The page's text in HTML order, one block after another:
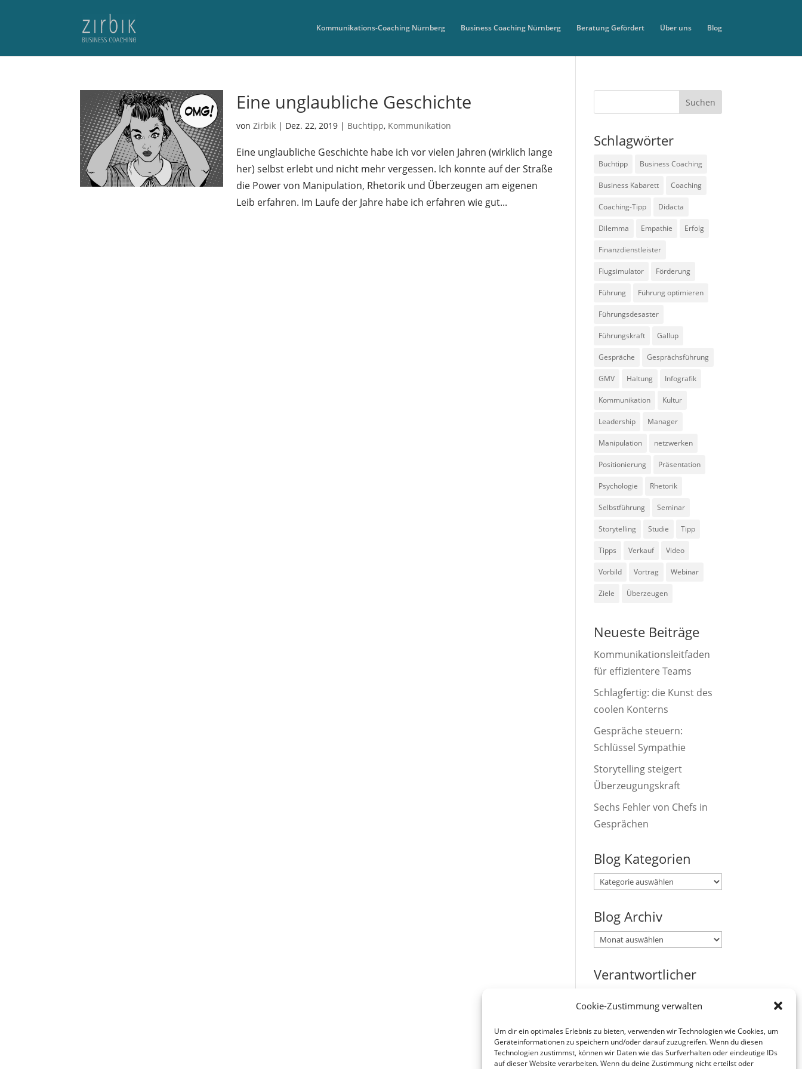
Cookie-Zustimmung verwalten
Um dir ein optimales Erlebnis zu bieten, verwenden wir Technologien wie Cookies, um
Geräteinformationen zu speichern und/oder darauf zuzugreifen. Wenn du diesen
Technologien zustimmst, können wir Daten wie das Surfverhalten oder eindeutige IDs
auf dieser Website verarbeiten. Wenn du deine Zustimmung nicht erteilst oder
Kommunikations-Coaching Nürnberg Business Coaching Nürnberg Beratung Gefördert Über uns Blog
Eine unglaubliche Geschichte
von Zirbik| Dez. 22, 2019| Buchtipp, Kommunikation
Eine unglaubliche Geschichte habe ich vor vielen Jahren (wirklich lange
her) selbst erlebt und nicht mehr vergessen. Ich konnte auf der Straße
die Power von Manipulation, Rhetorik und Überzeugen am eigenen
Leib erfahren. Im Laufe der Jahre habe ich erfahren wie gut...
Schlagwörter
Buchtipp Business Coaching
Business Kabarett Coaching
Coaching-Tipp Didacta
Dilemma Empathie Erfolg
Finanzdienstleister
Flugsimulator Förderung
Führung Führung optimieren
Führungsdesaster
Führungskraft Gallup
Gespräche Gesprächsführung
GMV Haltung Infografik
Kommunikation Kultur
Leadership Manager
Manipulation netzwerken
Positionierung Präsentation
Psychologie Rhetorik
Selbstführung Seminar
Storytelling Studie Tipp
Tipps Verkauf Video
Vorbild Vortrag Webinar
Ziele Überzeugen
Neueste Beiträge
Kommunikationsleitfaden
für effizientere Teams
Schlagfertig: die Kunst des
coolen Konterns
Gespräche steuern:
Schlüssel Sympathie
Storytelling steigert
Überzeugungskraft
Sechs Fehler von Chefs in
Gesprächen
Blog Kategorien
Blog
Blog Archiv
Blog
Verantwortlicher
Abs. 2 MStV:
Jürgen Zirbik, Eichenweg 53,
96149 Breitengüßbach